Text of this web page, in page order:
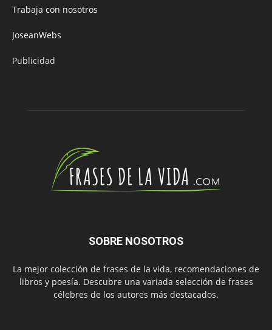
Trabaja con nosotros
JoseanWebs
Publicidad
SOBRE NOSOTROS
La mejor colección de frases de la vida, recomendaciones de
libros y poesía. Descubre una variada selección de frases
célebres de los autores más destacados.